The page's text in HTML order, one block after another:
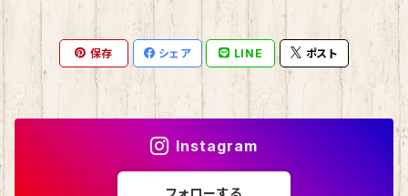
マロンクリーム
みんなのたあ坊
コロコロくりりん
ポプテピピック
わさお
スライド缶
しおり
保存 シェア LINE ポスト
Instagram
フォローする